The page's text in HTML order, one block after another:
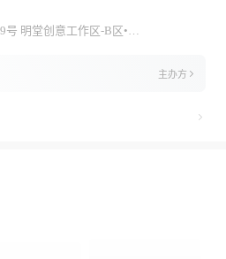
四川省成都市青羊区奎星楼街9号 明堂创意工作区-B区•NU SPACE 18602858900
主办方